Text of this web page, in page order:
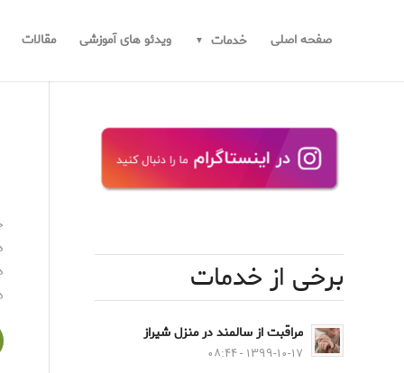
صفحه اصلی خدمات ویدئو های آموزشی مقالات
برخی از خدمات
مراقبت از سالمند در منزل شیراز
۱۳۹۹-۱۰-۱۷ - ۰۸:۴۴